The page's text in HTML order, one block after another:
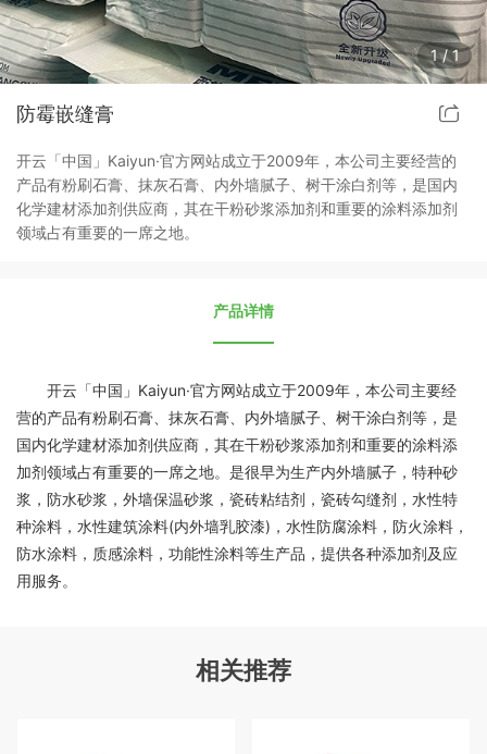
1/1
防霉嵌缝膏
开云「中国」Kaiyun·官方网站成立于2009年，本公司主要经营的
产品有粉刷石膏、抹灰石膏、内外墙腻子、树干涂白剂等，是国内
化学建材添加剂供应商，其在干粉砂浆添加剂和重要的涂料添加剂
领域占有重要的一席之地。
产品详情
开云「中国」Kaiyun·官方网站成立于2009年，本公司主要经
营的产品有粉刷石膏、抹灰石膏、内外墙腻子、树干涂白剂等，是
国内化学建材添加剂供应商，其在干粉砂浆添加剂和重要的涂料添
加剂领域占有重要的一席之地。是很早为生产内外墙腻子，特种砂
浆，防水砂浆，外墙保温砂浆，瓷砖粘结剂，瓷砖勾缝剂，水性特
种涂料，水性建筑涂料(内外墙乳胶漆)，水性防腐涂料，防火涂料，
防水涂料，质感涂料，功能性涂料等生产品，提供各种添加剂及应
用服务。
相关推荐